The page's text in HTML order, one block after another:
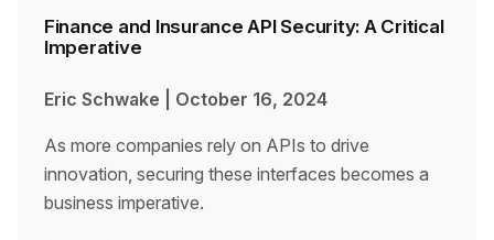
Finance and Insurance API Security: A Critical
Imperative
Eric Schwake October 16, 2024
As more companies rely on APIs to drive
innovation, securing these interfaces becomes a
business imperative.